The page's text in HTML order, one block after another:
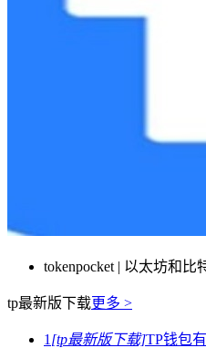
tokenpocket | 以太坊和比
tp最新版下载更多 >
1 [tp最新版下载]TP钱包